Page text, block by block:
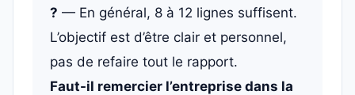
? — En général, 8 à 12 lignes suffisent.
L’objectif est d’être clair et personnel,
pas de refaire tout le rapport.
Faut-il remercier l’entreprise dans la